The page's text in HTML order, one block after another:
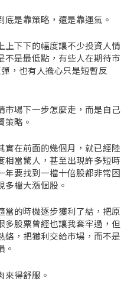
是靠策略，還是靠運氣。
上下下的幅度讓不少投資人情
不是最低點，有些人在期待市
，也有人擔心只是短暫反
市場下一步怎麼走，而是自己
策略。
實在前面的幾個月，就已經陸
相當驚人，甚至出現許多短時
年要找到一檔十倍股都非常困
檔大漲個股。
當的時機逐步獲利了結，把原
多股票曾經也讓我套牢過，但
絡，把獲利交給市場，而不是
。
來得舒服。